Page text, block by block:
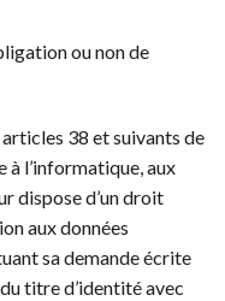
ou non de
38 et suivants de
l’informatique, aux
dispose d’un droit
aux données
sa demande écrite
titre d’identité avec